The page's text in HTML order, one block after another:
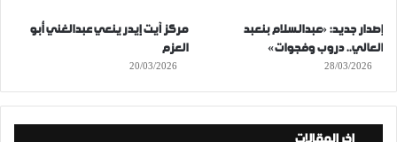
إصدار جديد: «عبدالسلام بنعبد
العالي.. دروب وفجوات»
28/03/2026
مركز آيت إيدر ينعي عبدالغني أبو
العزم
20/03/2026
اخر المقالات